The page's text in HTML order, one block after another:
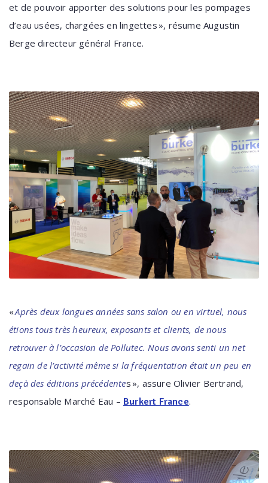
et de pouvoir apporter des solutions pour les pompages
d’eau usées, chargées en lingettes », résume Augustin
Berge directeur général France.
«Après deux longues années sans salon ou en virtuel, nous
étions tous très heureux, exposants et clients, de nous
retrouver à l’occasion de Pollutec. Nous avons senti un net
regain de l’activité même si la fréquentation était un peu en
deçà des éditions précédentes », assure Olivier Bertrand,
responsable Marché Eau – Burkert France.